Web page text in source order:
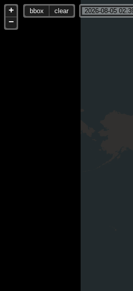
+
−
bbox clear